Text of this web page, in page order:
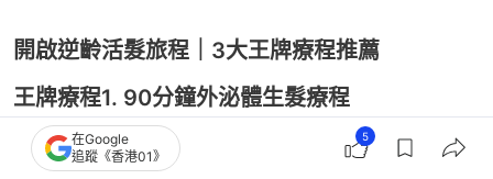
開啟逆齡活髮旅程｜3大王牌療程推薦
王牌療程1. 90分鐘外泌體生髮療程
療程採用生髮科研技術，配合中心獨家的防脫育髮精
在Google
追蹤《香港01》
5